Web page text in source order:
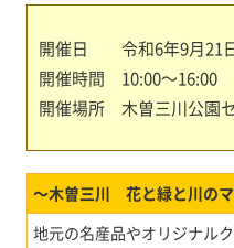
開催日 令和6年9月
開催時間 10:00～16:00
開催場所 木曽三川公園
～木曽三川 花と緑と川の
地元の名産品やオリジナル